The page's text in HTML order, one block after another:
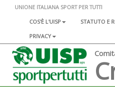
UNIONE ITALIANA SPORT PER TUTTI
COS'È L'UISP
STATUTO E
PRIVACY